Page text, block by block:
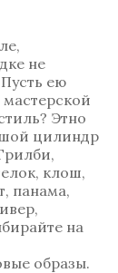
не
ею
мастерской
Этно
цилиндр
клош,
панама,
на
образы.